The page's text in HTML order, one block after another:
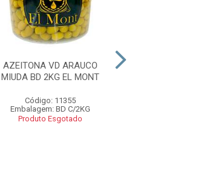
AZEITONA VD ARAUCO
MIUDA BD 2KG EL MONT
Código: 11355
Embalagem: BD C/2KG
Produto Esgotado